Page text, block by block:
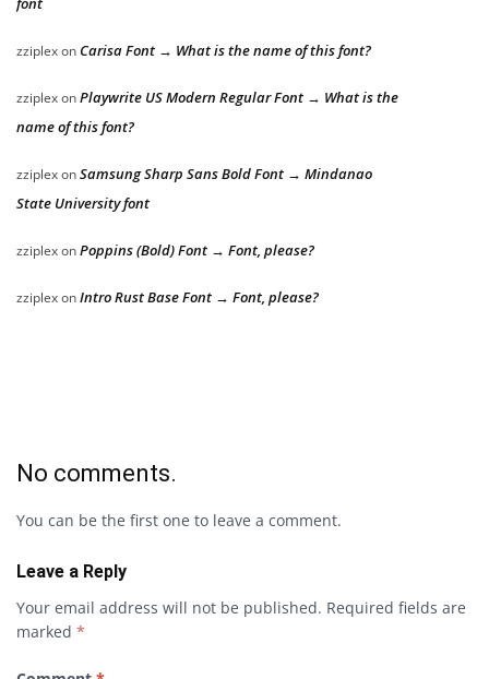
zziplexon Carisa Font → What is the name of this font?
zziplexonPlaywrite US Modern Regular Font → What is the
name of this font?
zziplexonSamsung Sharp Sans Bold Font → Mindanao
State University font
zziplexonPoppins (Bold) Font → Font, please?
zziplexonIntro Rust Base Font → Font, please?
No comments.
You can be the first one to leave a comment.
Leave a Reply
Your email address will not be published. Required fields are
marked *